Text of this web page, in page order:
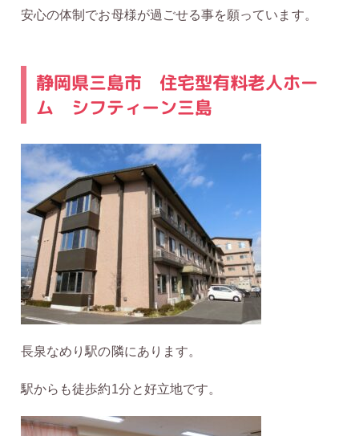
安心の体制でお母様が過ごせる事を願っています。
静岡県三島市 住宅型有料老人ホー
ム シフティーン三島
長泉なめり駅の隣にあります。
駅からも徒歩約1分と好立地です。